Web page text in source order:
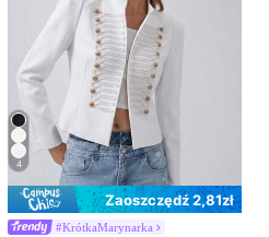
4
Zaoszczędź 2,81zł
#KrótkaMarynarka